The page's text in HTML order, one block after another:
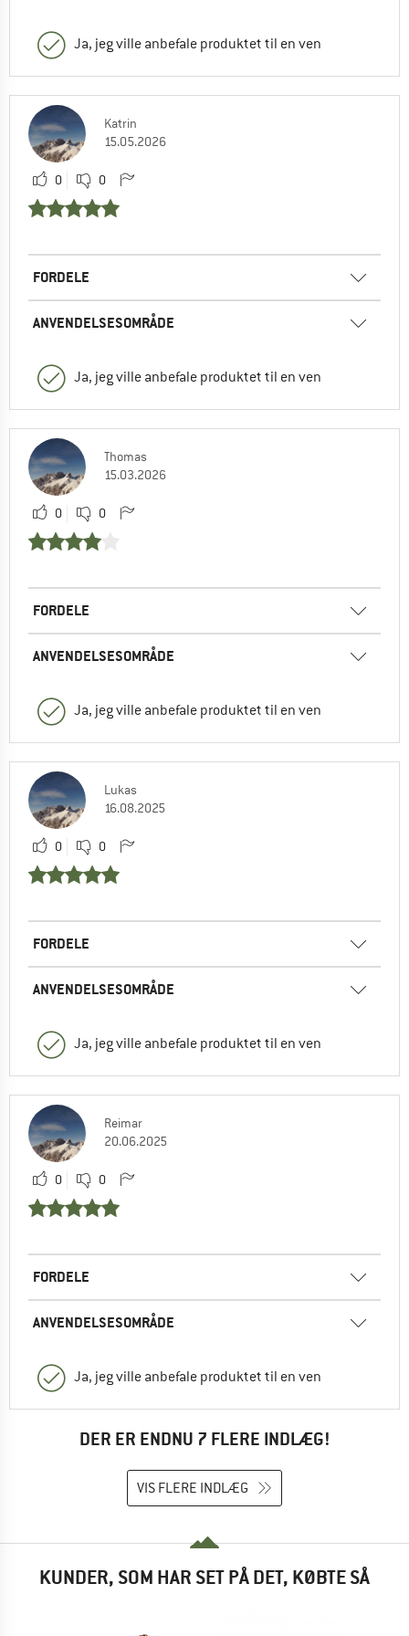
Ja, jeg ville anbefale produktet til en ven
Katrin
15.05.2026
0 0
FORDELE
ANVENDELSESOMRÅDE
Ja, jeg ville anbefale produktet til en ven
Thomas
15.03.2026
0 0
FORDELE
ANVENDELSESOMRÅDE
Ja, jeg ville anbefale produktet til en ven
Lukas
16.08.2025
0 0
FORDELE
ANVENDELSESOMRÅDE
Ja, jeg ville anbefale produktet til en ven
Reimar
20.06.2025
0 0
FORDELE
ANVENDELSESOMRÅDE
Ja, jeg ville anbefale produktet til en ven
DER ER ENDNU 7 FLERE INDLÆG!
VIS FLERE INDLÆG
KUNDER, SOM HAR SET PÅ DET, KØBTE SÅ